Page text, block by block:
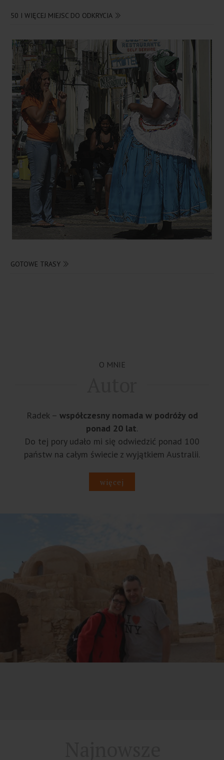
50 I WIĘCEJ MIEJSC DO ODKRYCIA
GOTOWE TRASY
O MNIE
Radek – współczesny nomada w podróży od
ponad 20 lat.
Do tej pory udało mi się odwiedzić ponad 100
państw na całym świecie z wyjątkiem Australii.
więcej